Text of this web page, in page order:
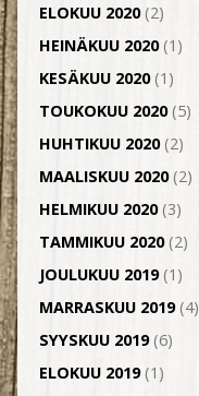
ELOKUU 2020(2)
HEINÄKUU 2020(1)
KESÄKUU 2020(1)
TOUKOKUU 2020(5)
HUHTIKUU 2020(2)
MAALISKUU 2020(2)
HELMIKUU 2020(3)
TAMMIKUU 2020(2)
JOULUKUU 2019(1)
MARRASKUU 2019(4)
SYYSKUU 2019(6)
ELOKUU 2019(1)